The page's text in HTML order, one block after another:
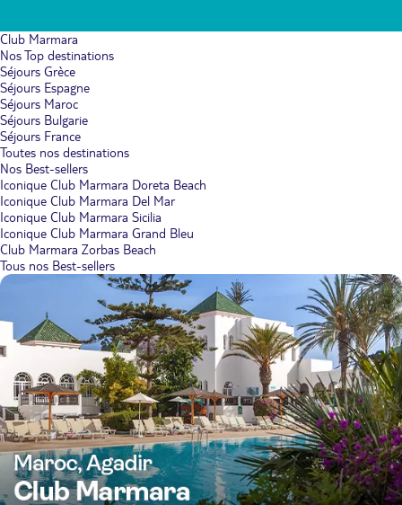
Club Marmara
Nos Top destinations
Séjours Grèce
Séjours Espagne
Séjours Maroc
Séjours Bulgarie
Séjours France
Toutes nos destinations
Nos Best-sellers
Iconique Club Marmara Doreta Beach
Iconique Club Marmara Del Mar
Iconique Club Marmara Sicilia
Iconique Club Marmara Grand Bleu
Club Marmara Zorbas Beach
Tous nos Best-sellers